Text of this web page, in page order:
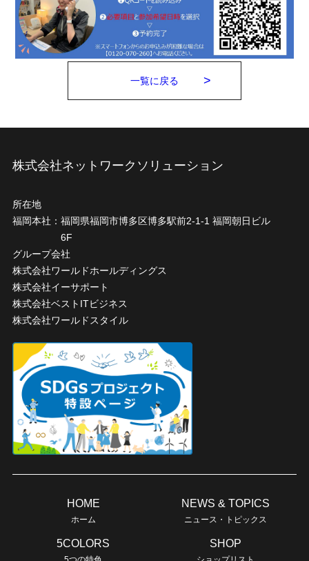
一覧に戻る
株式会社ネットワークソリューション
所在地
福岡本社： 福岡県福岡市博多区博多駅前2-1-1 福岡朝日ビル
6F
グループ会社
株式会社ワールドホールディングス
株式会社イーサポート
株式会社ベストITビジネス
株式会社ワールドスタイル
HOME
ホーム
NEWS & TOPICS
ニュース・トピックス
5COLORS SHOP